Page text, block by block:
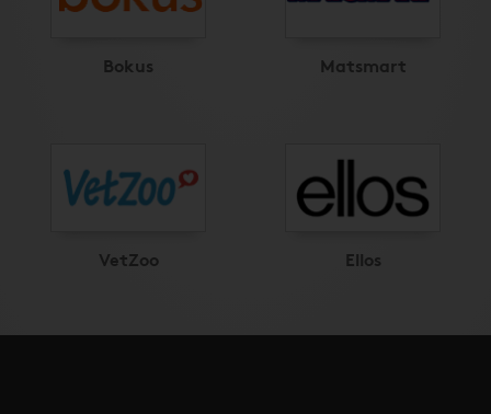
Bokus Matsmart
VetZoo Ellos